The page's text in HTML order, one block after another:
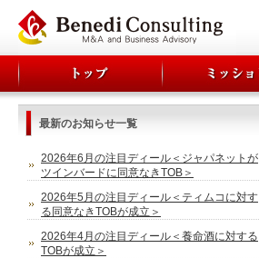
最新のお知らせ一覧
2026年6月の注目ディール＜ジャパネットが
ツインバードに同意なきTOB＞
2026年5月の注目ディール＜ティムコに対す
る同意なきTOBが成立＞
2026年4月の注目ディール＜養命酒に対する
TOBが成立＞